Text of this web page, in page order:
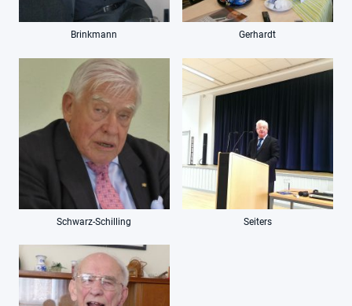
Brinkmann Gerhardt
Schwarz-Schilling Seiters